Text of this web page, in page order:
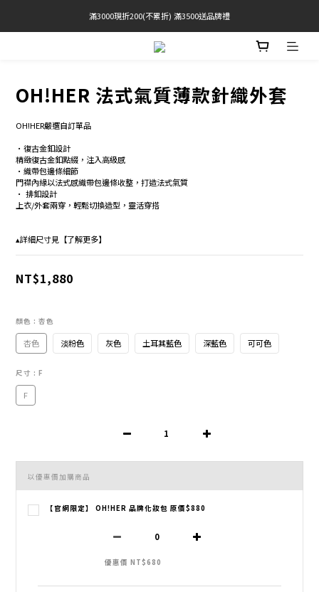
官網限定! 滿千免運(僅限台灣本島)
滿3000現折200(不累折) 滿3500送品牌禮
BRATOP專區買三送一 | 指定專區買一送一
OH!HER 法式氣質薄款針織外套
OH!HER嚴選自訂單品
•復古金釦設計
精緻復古金釦點綴，注入高級感
•織帶包邊條細節
門襟內緣以法式感織帶包邊條收整，打造法式氣質
• 排釦設計
上衣/外套兩穿，輕鬆切換造型，靈活穿搭
▴詳細尺寸見【了解更多】
NT$1,880
顏色 : 杏色
杏色 淡粉色 灰色 土耳其藍色 深藍色 可可色
尺寸 : F
F
以優惠價加購商品
【官網限定】 OH!HER 品牌化妝包 原價$880
優惠價 NT$680